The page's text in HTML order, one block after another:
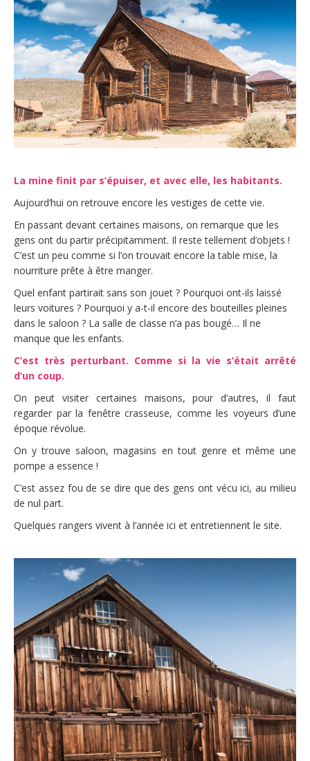
La mine finit par s’épuiser, et avec elle, les habitants.
Aujourd’hui on retrouve encore les vestiges de cette vie.
En passant devant certaines maisons, on remarque que les
gens ont du partir précipitamment. Il reste tellement d’objets !
C’est un peu comme si l’on trouvait encore la table mise, la
nourriture prête à être manger.
Quel enfant partirait sans son jouet ? Pourquoi ont-ils laissé
leurs voitures ? Pourquoi y a-t-il encore des bouteilles pleines
dans le saloon ? La salle de classe n’a pas bougé… Il ne
manque que les enfants.
C’est très perturbant. Comme si la vie s’était arrêté
d’un coup.
On peut visiter certaines maisons, pour d’autres, il faut
regarder par la fenêtre crasseuse, comme les voyeurs d’une
époque révolue.
On y trouve saloon, magasins en tout genre et même une
pompe a essence !
C’est assez fou de se dire que des gens ont vécu ici, au milieu
de nul part.
Quelques rangers vivent à l’année ici et entretiennent le site.